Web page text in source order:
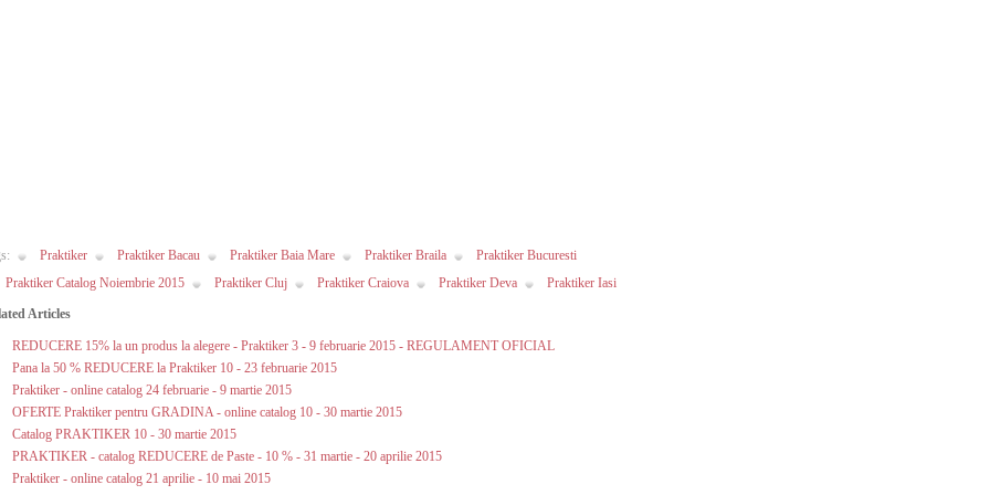
Praktiker Praktiker Bacau Praktiker Baia Mare Praktiker Braila
Praktiker Bucuresti
Praktiker Catalog Noiembrie 2015
Praktiker Cluj Praktiker Craiova Praktiker Deva
Praktiker Iasi
Articles
REDUCERE 15% la un produs la alegere - Praktiker 3 - 9 februarie 2015 - REGULAMENT OFICIAL
Pana la 50 % REDUCERE la Praktiker 10 - 23 februarie 2015
Praktiker - online catalog 24 februarie - 9 martie 2015
OFERTE Praktiker pentru GRADINA - online catalog 10 - 30 martie 2015
Catalog PRAKTIKER 10 - 30 martie 2015
PRAKTIKER - catalog REDUCERE de Paste - 10 % - 31 martie - 20 aprilie 2015
Praktiker - online catalog 21 aprilie - 10 mai 2015